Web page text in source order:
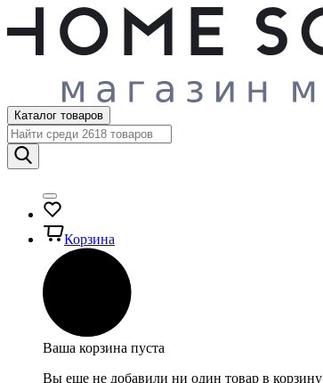
Каталог товаров
Корзина
Ваша корзина пуста
Вы еще не добавили ни один товар в корзину